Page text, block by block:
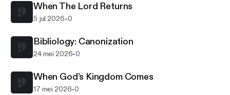
When The Lord Returns
5 jul 2026-0
Bibliology: Canonization
24 mei 2026-0
When God’s Kingdom Comes
17 mei 2026-0